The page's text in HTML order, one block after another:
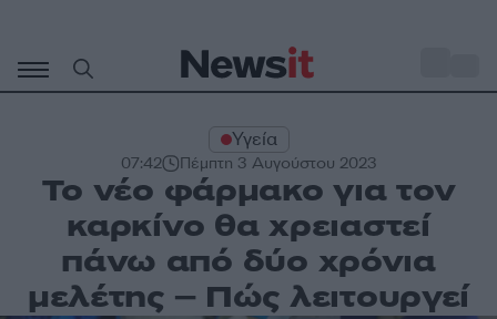
περιεχόμενο
Υγεία
07:42 Πέμπτη 3 Αυγούστου 2023
Το νέο φάρμακο για τον
καρκίνο θα χρειαστεί
πάνω από δύο χρόνια
μελέτης – Πώς λειτουργεί